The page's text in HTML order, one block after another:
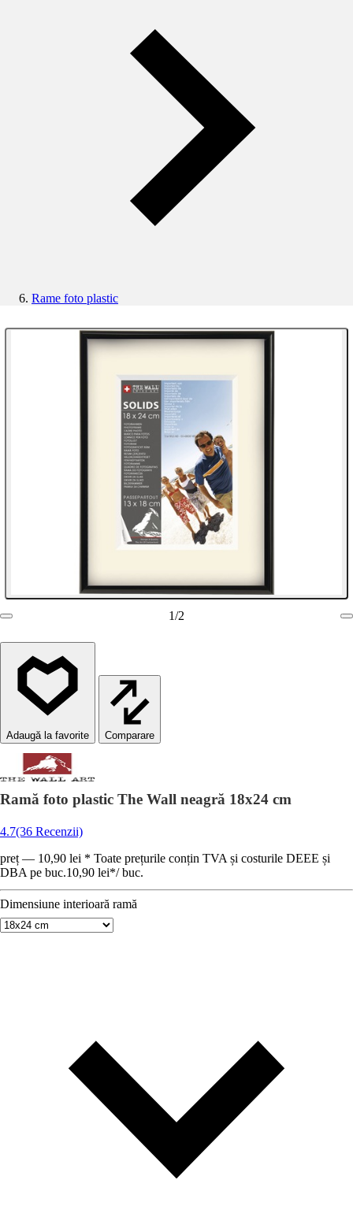
Rame foto plastic
1/2
Comparare
Ramă foto plastic The Wall neagră 18x24 cm
4.7(36 Recenzii)
preț — 10,90 lei * Toate prețurile conțin TVA și costurile DEEE și
DBA pe buc.10,90 lei*/ buc.
Dimensiune interioară ramă